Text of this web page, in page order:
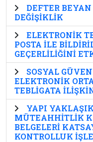
DEFTER
DEĞİŞİKLİK
ELEKTRONİK
POSTA İLE
GEÇERLİLİĞİNİ
SOSYAL
ELEKTRONİK
TEBLİGATA
YAPI
MÜTEAHHİTLİK
BELGELERİ
KONTROLLUK